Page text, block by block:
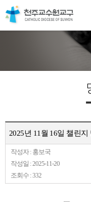
2025년 11월 16일 챌린지
작성자 : 홍보국
작성일 : 2025-11-20
조회수 : 332